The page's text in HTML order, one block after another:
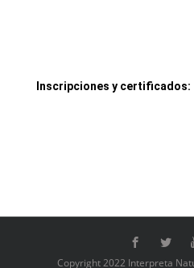
Inscripciones y certificados:
Copyright 2022 Interpreta